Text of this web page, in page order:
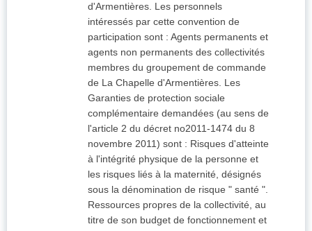
d'Armentières. Les personnels
intéressés par cette convention de
participation sont : Agents permanents et
agents non permanents des collectivités
membres du groupement de commande
de La Chapelle d'Armentières. Les
Garanties de protection sociale
complémentaire demandées (au sens de
l'article 2 du décret no2011-1474 du 8
novembre 2011) sont : Risques d'atteinte
à l'intégrité physique de la personne et
les risques liés à la maternité, désignés
sous la dénomination de risque " santé ".
Ressources propres de la collectivité, au
titre de son budget de fonctionnement et